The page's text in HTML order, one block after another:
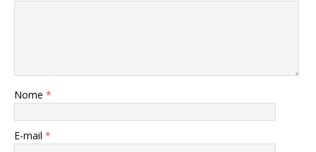
Nome *
E-mail *